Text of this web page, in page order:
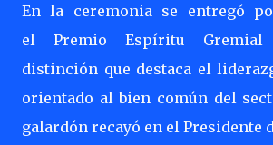
En la ceremonia se entregó
el Premio Espíritu Gremial
distinción que destaca el
orientado al bien común del
galardón recayó en el Presidente